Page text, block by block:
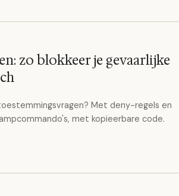
zo blokkeer je gevaarlijke
Met deny-regels en
met kopieerbare code.